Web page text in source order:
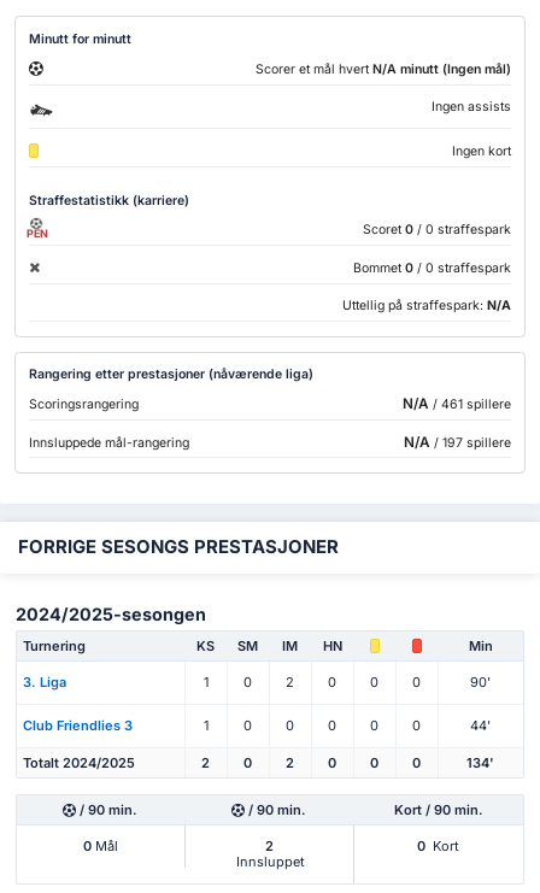
Minutt for minutt
Scorer et mål hvertN/A minutt (Ingen mål)
Ingen assists
Ingen kort
Straffestatistikk (karriere)
PEN Scoret 0 / 0 straffespark
Bommet 0 / 0 straffespark
Uttellig på straffespark: N/A
Rangering etter prestasjoner (nåværende liga)
Scoringsrangering
N/A / 461 spillere
Innsluppede mål-rangering N/A / 197 spillere
FORRIGE SESONGS PRESTASJONER
2024/2025-sesongen
Turnering KS SM IM HN Min
3. Liga 1 0 2 0 0 0 90'
Club Friendlies 3 1 0 0 0 0 0 44'
Totalt 2024/2025 2 0 2 0 0 0 134'
/ 90 min. / 90 min. Kort / 90 min.
0Mål
2
Innsluppet
0 Kort